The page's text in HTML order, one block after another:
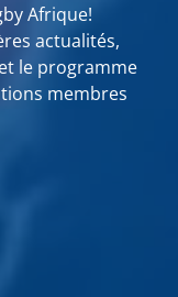
Afrique!
actualités,
le programme
membres